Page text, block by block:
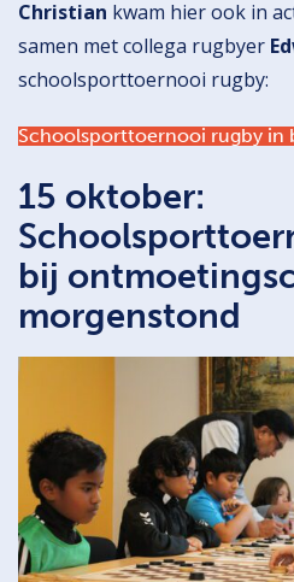
Christian kwam hier ook in
samen met collega rugbyer
schoolsporttoernooi rugby:
Schoolsporttoernooi rugby in
15 oktober:
bij
morgenstond